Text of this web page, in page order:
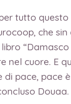
tutto
che
“Damasco
nel cuore. E
pace, pace
Douaa.